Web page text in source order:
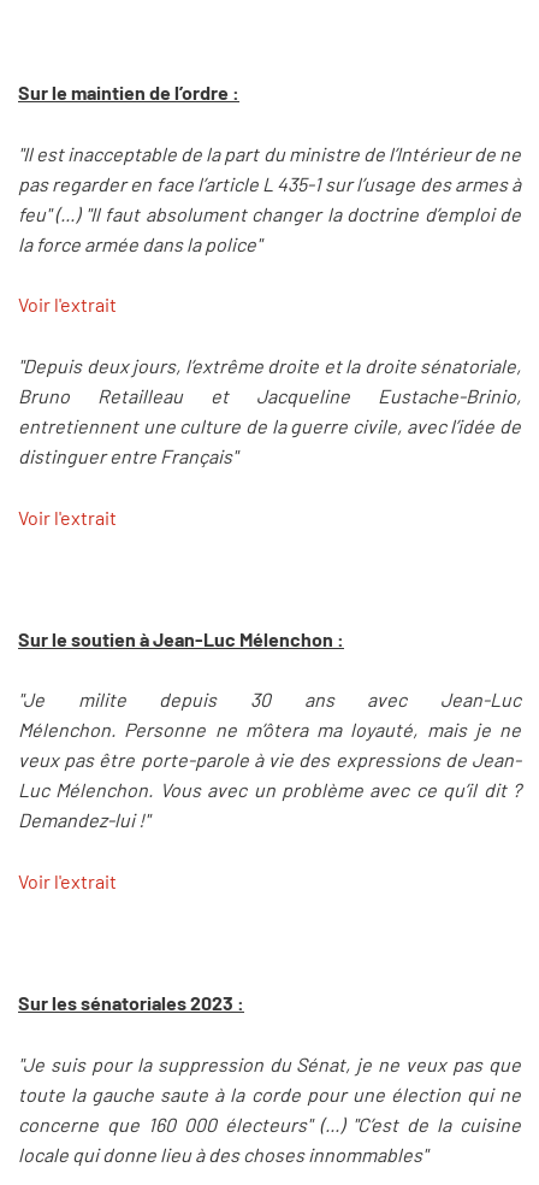
Sur le maintien de l’ordre :
"Il est inacceptable de la part du ministre de l’Intérieur de ne
pas regarder en face l’article L 435-1 sur l’usage des armes à
feu" (...) "Il faut absolument changer la doctrine d’emploi de
la force armée dans la police"
Voir l'extrait
"Depuis deux jours, l’extrême droite et la droite sénatoriale,
Bruno Retailleau et Jacqueline Eustache-Brinio,
entretiennent une culture de la guerre civile, avec l’idée de
distinguer entre Français"
Voir l'extrait
Sur le soutien à Jean-Luc Mélenchon :
"Je milite depuis 30 ans avec Jean-Luc
Mélenchon. Personne ne m’ôtera ma loyauté, mais je ne
veux pas être porte-parole à vie des expressions de Jean-
Luc Mélenchon. Vous avec un problème avec ce qu’il dit ?
Demandez-lui !"
Voir l'extrait
Sur les sénatoriales 2023 :
"Je suis pour la suppression du Sénat, je ne veux pas que
toute la gauche saute à la corde pour une élection qui ne
concerne que 160 000 électeurs" (...) "C’est de la cuisine
locale qui donne lieu à des choses innommables"